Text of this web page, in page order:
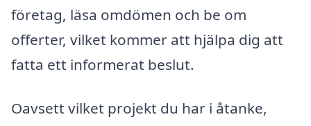
företag, läsa omdömen och be om
offerter, vilket kommer att hjälpa dig att
fatta ett informerat beslut.
Oavsett vilket projekt du har i åtanke,